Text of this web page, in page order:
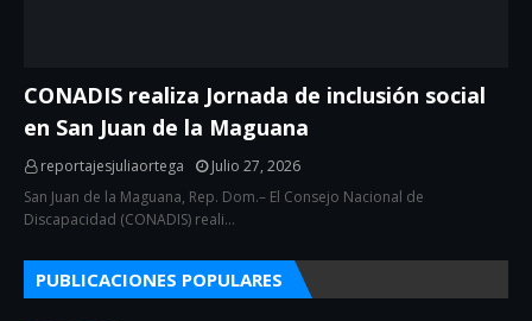
CONADIS realiza Jornada de inclusión social
en San Juan de la Maguana
reportajesjuliaortega
Julio 27, 2026
San Juan de la Maguana, Rep. Dom.– El Consejo Nacional de
Discapacidad (CONADIS) reali…
PUBLICACIONES POPULARES